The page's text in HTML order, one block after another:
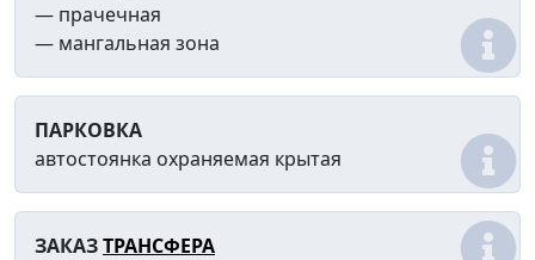
— прачечная
— мангальная зона
ПАРКОВКА
автостоянка охраняемая крытая
ЗАКАЗТРАНСФЕРА